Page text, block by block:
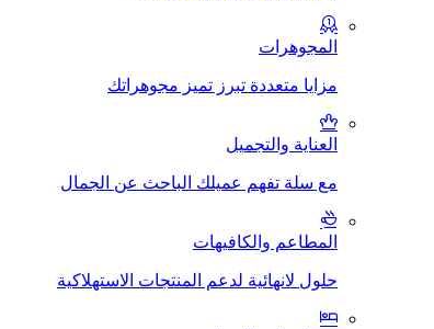
المجوهرات
مزايا متعددة تبرز تميز مجوهراتك
العناية والتجميل
مع سلة تفهم عميلك الباحث عن الجمال
المطاعم والكافيهات
حلول لانهائية لدعم المنتجات الاستهلاكية